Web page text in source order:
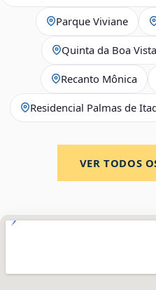
Parque Viviane
Quinta da Boa Vista
Recanto Mônica
Residencial Palmas de
VER TODOS